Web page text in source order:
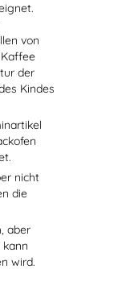
von
der
Kindes
nicht
die
aber
wird.